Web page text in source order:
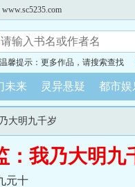
温馨提示：更多作品，请搜索查找
未来 灵异悬疑 都市娱
大明九千岁
：我乃大明九
元十